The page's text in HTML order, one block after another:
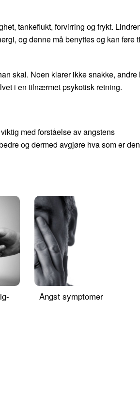
tankeflukt, forvirring og frykt.
og denne må benyttes og kan føre
skal. Noen klarer ikke snakke, andre
i en tilnærmet psykotisk retning.
med forståelse av angstens
og dermed avgjøre hva som er den
Angst symptomer